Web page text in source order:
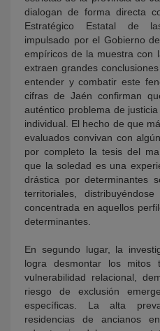
dialogan de forma directa
Estratégico Estatal de
impulsado por el Gobierno
empíricos de la muestra con
extraen grandes
entender y combatir este
cifras de Jaén confirman
auténtico problema de
individual. El hecho de que
evaluados convivan con
por completo la tesis del
que la soledad es una
drástica por determinantes
territoriales,
concentrada en aquellos
determinantes.
En segundo lugar, la
logra desmontar los
vulnerabilidad relacional,
riesgo de exclusión
específicas. La alta
residencias de ancianos